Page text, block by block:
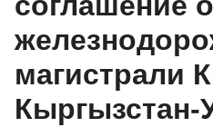
магистрали
Кыргызстан-